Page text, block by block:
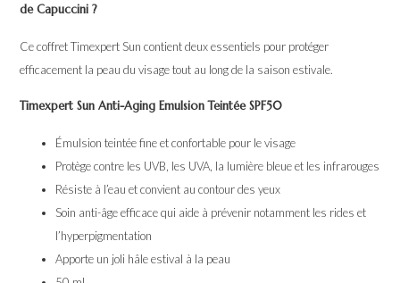
de Capuccini ?
Ce coffret Timexpert Sun contient deux essentiels pour protéger
efficacement la peau du visage tout au long de la saison estivale.
Timexpert Sun Anti-Aging Emulsion Teintée SPF50
Émulsion teintée fine et confortable pour le visage
Protège contre les UVB, les UVA, la lumière bleue et les infrarouges
Résiste à l’eau et convient au contour des yeux
Soin anti-âge efficace qui aide à prévenir notamment les rides et
l’hyperpigmentation
Apporte un joli hâle estival à la peau